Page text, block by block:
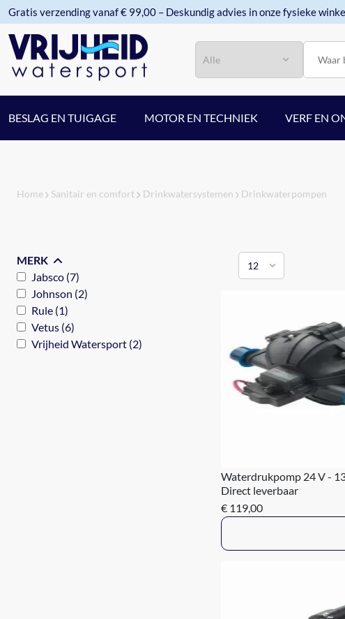
Gratis verzending vanaf € 99,00 – Deskundig advies in onze fysieke
BESLAG EN TUIGAGE MOTOR EN TECHNIEK VERF EN
Home Sanitair en comfort Drinkwatersystemen Drinkwaterpompen
MERK
Jabsco (7)
Johnson (2)
Rule (1)
Vetus (6)
Vrijheid Watersport (2)
Waterdrukpomp 24 V -
Direct leverbaar
€ 119,00